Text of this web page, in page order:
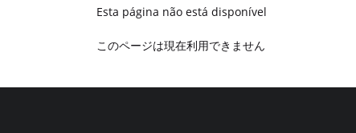
Esta página não está disponível
このページは現在利用できません